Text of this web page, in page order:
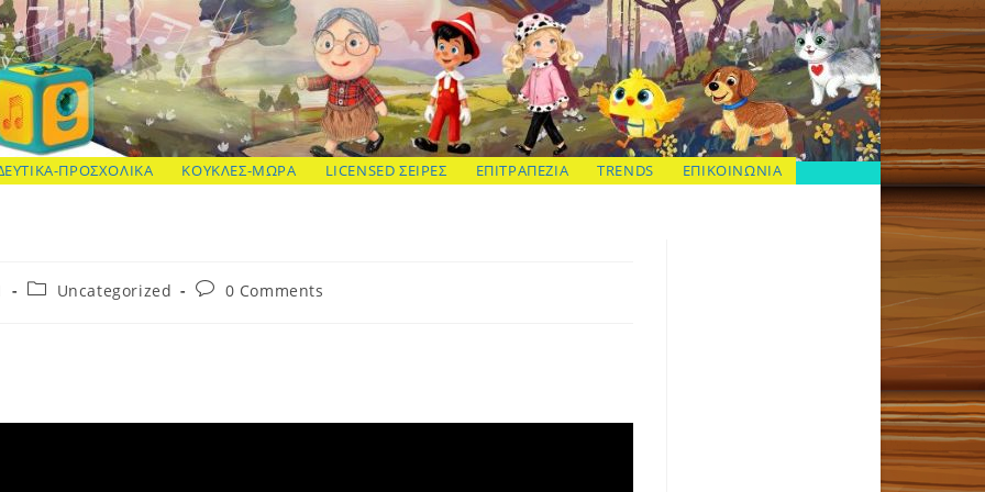
ΠΡΟΣΧΟΛΙΚΑ ΚΟΥΚΛΕΣ-ΜΩΡΑ LICENSED ΣΕΙΡΕΣ ΕΠΙΤΡΑΠΕΖΙΑ TRENDS ΕΠΙΚΟΙΝΩΝΙΑ
PostUncategorized
Post0 Comments